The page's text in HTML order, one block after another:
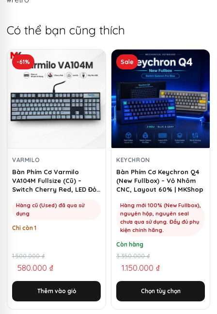
Có thể bạn cũng thích
-61%
VARMILO
Bàn Phím Cơ Varmilo
VA104M Fullsize (Cũ) –
Switch Cherry Red, LED Đỏ |
Hàng cũ (Used) đã qua sử
dụng
Chỉ còn 1
1.500.000₫
Giá
gốc
là:
1.500.000 ₫.
580.000 ₫
Giá
hiện
tại
là:
580.000 ₫.
Thêm vào giỏ
Sale
KEYCHRON
Bàn Phím Cơ Keychron Q4
(New Fullbox) – Vỏ Nhôm
CNC, Layout 60% | MKShop
Hàng mới 100% (New Fullbox),
nguyên hộp, nguyên seal
chưa qua sử dụng. Đầy đủ phụ
kiện chính hãng.
Còn hàng
3.350.000₫
Giá
gốc
là:
3.350.000 ₫.
1.150.000 ₫
Giá
hiện
tại
là:
1.150.000 ₫.
Chọn tùy chọn
Sản
phẩm
có
nhiều
biến
thể.
Các
tùy
chọn
có
thể
được
chọn
trên
trang
sản
phẩm